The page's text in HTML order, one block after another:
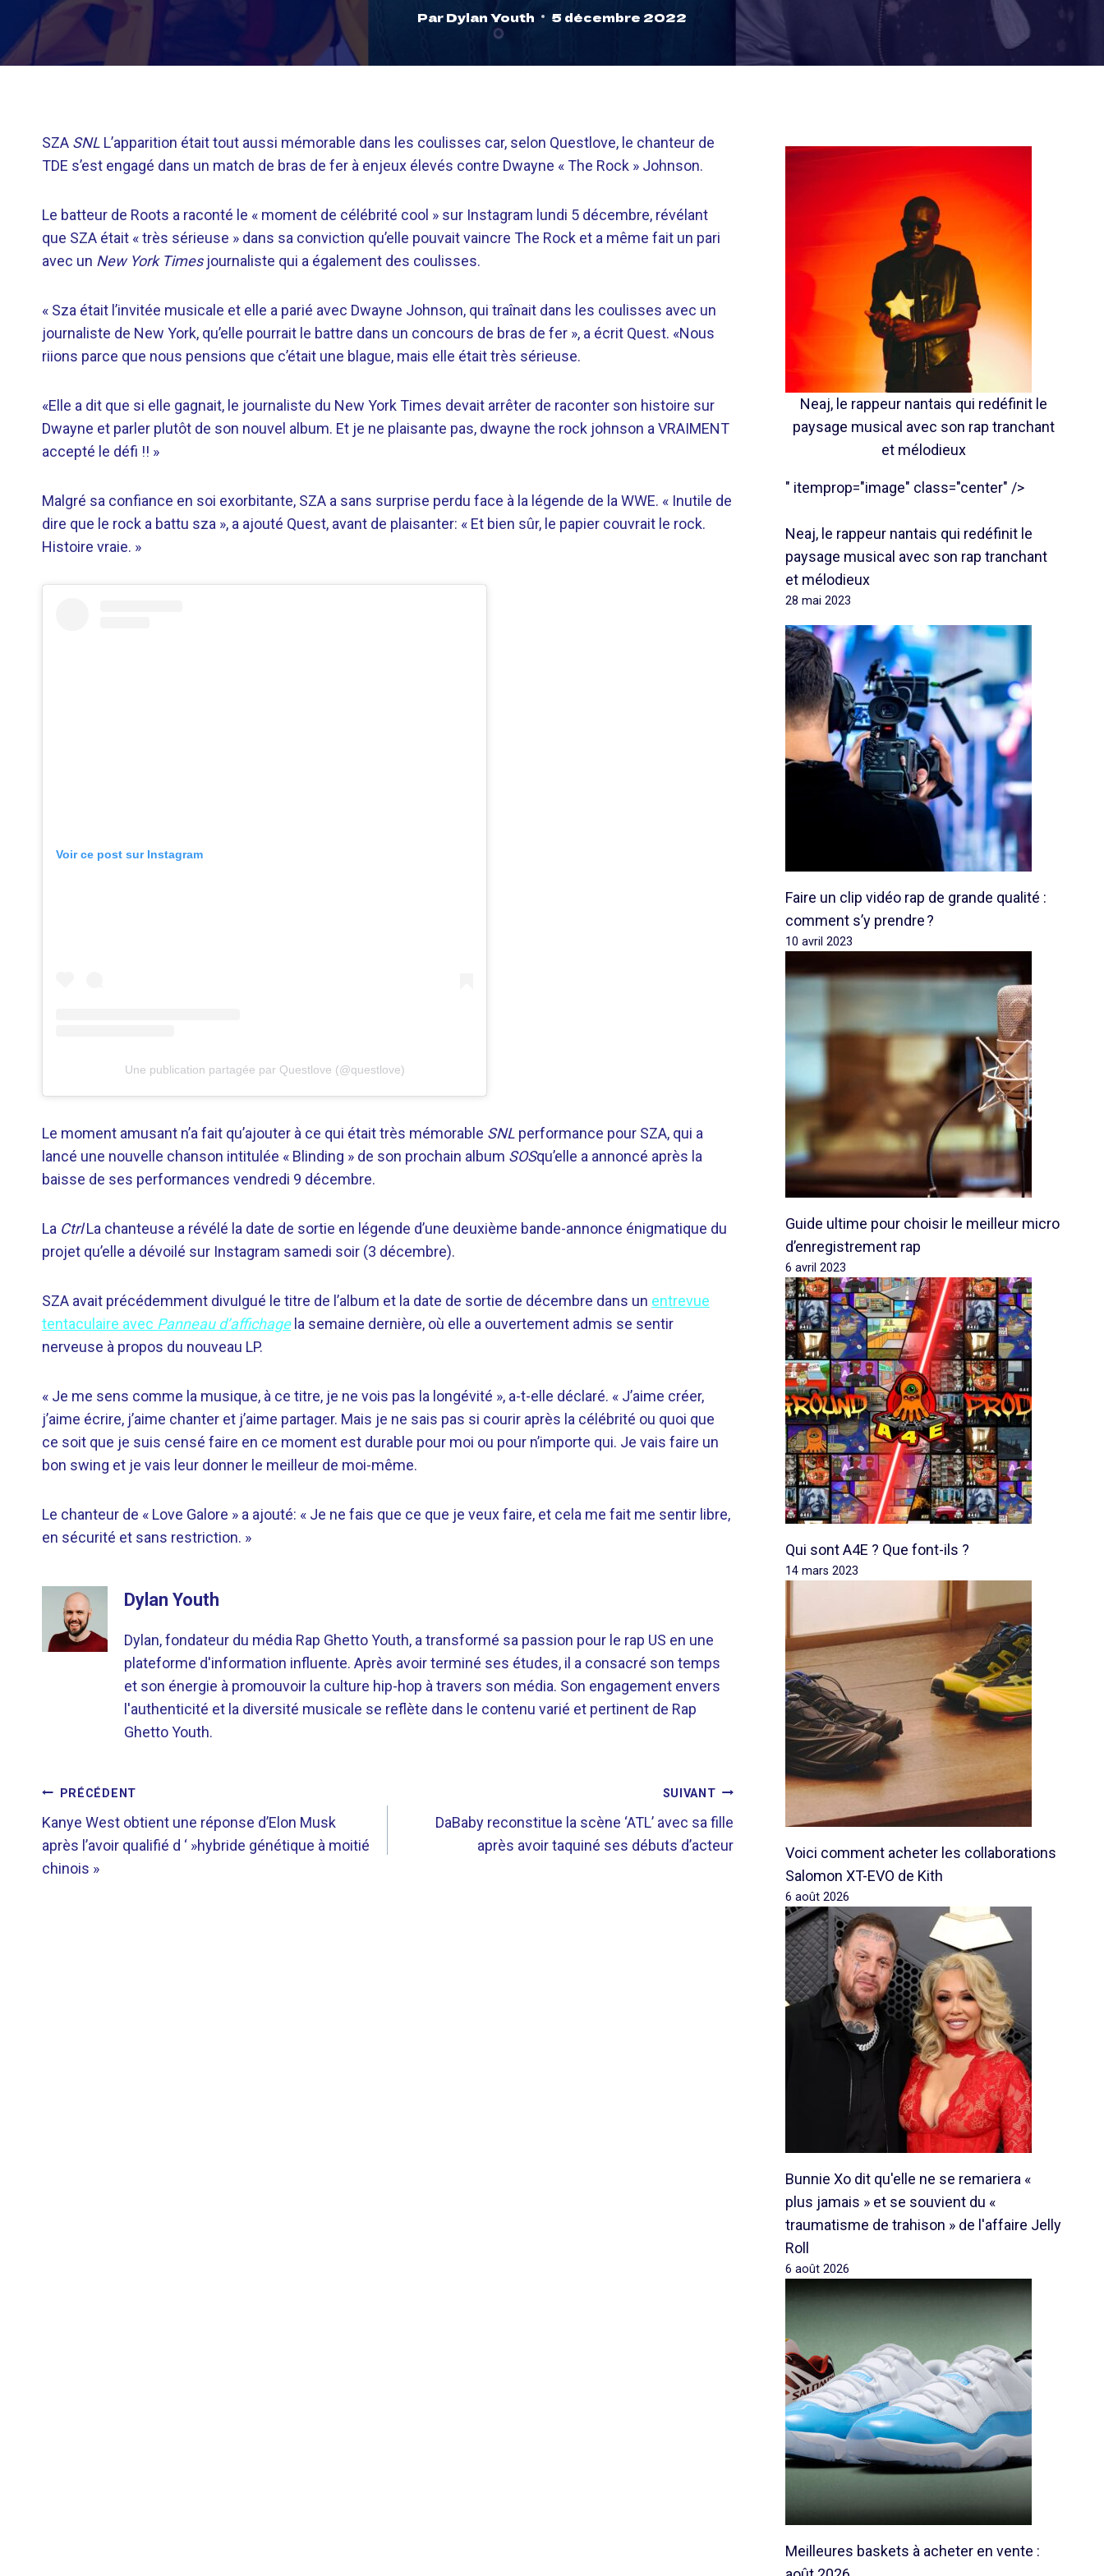
ParDylan Youth 5 décembre 2022
SZA SNL L’apparition était tout aussi mémorable dans les coulisses car, selon Questlove, le chanteur de
TDE s’est engagé dans un match de bras de fer à enjeux élevés contre Dwayne « The Rock » Johnson.
Le batteur de Roots a raconté le « moment de célébrité cool » sur Instagram lundi 5 décembre, révélant
que SZA était « très sérieuse » dans sa conviction qu’elle pouvait vaincre The Rock et a même fait un pari
avec un New York Timesjournaliste qui a également des coulisses.
« Sza était l’invitée musicale et elle a parié avec Dwayne Johnson, qui traînait dans les coulisses avec un
journaliste de New York, qu’elle pourrait le battre dans un concours de bras de fer », a écrit Quest. «Nous
riions parce que nous pensions que c’était une blague, mais elle était très sérieuse.
«Elle a dit que si elle gagnait, le journaliste du New York Times devait arrêter de raconter son histoire sur
Dwayne et parler plutôt de son nouvel album. Et je ne plaisante pas, dwayne the rock johnson a VRAIMENT
accepté le défi !! »
Malgré sa confiance en soi exorbitante, SZA a sans surprise perdu face à la légende de la WWE. « Inutile de
dire que le rock a battu sza », a ajouté Quest, avant de plaisanter: « Et bien sûr, le papier couvrait le rock.
Histoire vraie. »
Voir ce post sur Instagram
Une publication partagée par Questlove (@questlove)
Le moment amusant n’a fait qu’ajouter à ce qui était très mémorable SNL performance pour SZA, qui a
lancé une nouvelle chanson intitulée « Blinding » de son prochain album SOSqu’elle a annoncé après la
baisse de ses performances vendredi 9 décembre.
La CtrlLa chanteuse a révélé la date de sortie en légende d’une deuxième bande-annonce énigmatique du
projet qu’elle a dévoilé sur Instagram samedi soir (3 décembre).
SZA avait précédemment divulgué le titre de l’album et la date de sortie de décembre dans un entrevue
tentaculaire avec Panneau d’affichagela semaine dernière, où elle a ouvertement admis se sentir
nerveuse à propos du nouveau LP.
« Je me sens comme la musique, à ce titre, je ne vois pas la longévité », a-t-elle déclaré. « J’aime créer,
j’aime écrire, j’aime chanter et j’aime partager. Mais je ne sais pas si courir après la célébrité ou quoi que
ce soit que je suis censé faire en ce moment est durable pour moi ou pour n’importe qui. Je vais faire un
bon swing et je vais leur donner le meilleur de moi-même.
Le chanteur de « Love Galore » a ajouté: « Je ne fais que ce que je veux faire, et cela me fait me sentir libre,
en sécurité et sans restriction. »
Dylan Youth
Dylan, fondateur du média Rap Ghetto Youth, a transformé sa passion pour le rap US en une
plateforme d'information influente. Après avoir terminé ses études, il a consacré son temps
et son énergie à promouvoir la culture hip-hop à travers son média. Son engagement envers
l'authenticité et la diversité musicale se reflète dans le contenu varié et pertinent de Rap
Ghetto Youth.
NAVIGATION
DE
L’ARTICLE
PRÉCÉDENT
Kanye West obtient une réponse d’Elon Musk
après l’avoir qualifié d ‘ »hybride génétique à moitié
chinois »
SUIVANT
DaBaby reconstitue la scène ‘ATL’ avec sa fille
après avoir taquiné ses débuts d’acteur
Neaj, le rappeur nantais qui redéfinit le
paysage musical avec son rap tranchant
et mélodieux
" itemprop="image" class="center" />
Neaj, le rappeur nantais qui redéfinit le
paysage musical avec son rap tranchant
et mélodieux
28 mai 2023
Faire un clip vidéo rap de grande qualité :
comment s’y prendre ?
10 avril 2023
Guide ultime pour choisir le meilleur micro
d’enregistrement rap
6 avril 2023
Qui sont A4E ? Que font-ils ?
14 mars 2023
Voici comment acheter les collaborations
Salomon XT-EVO de Kith
6 août 2026
Bunnie Xo dit qu'elle ne se remariera «
plus jamais » et se souvient du «
traumatisme de trahison » de l'affaire Jelly
Roll
6 août 2026
Meilleures baskets à acheter en vente :